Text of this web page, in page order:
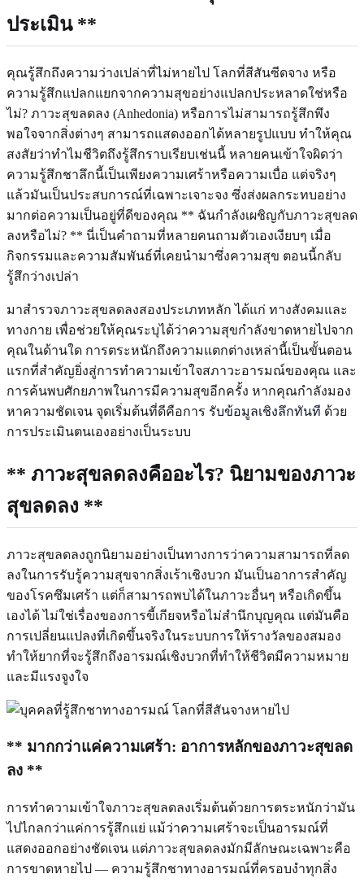
ประเมิน **
คุณรู้สึกถึงความว่างเปล่าที่ไม่หายไป โลกที่สีสันซีดจาง หรือ
ความรู้สึกแปลกแยกจากความสุขอย่างแปลกประหลาดใช่หรือ
ไม่? ภาวะสุขลดลง (Anhedonia) หรือการไม่สามารถรู้สึกพึง
พอใจจากสิ่งต่างๆ สามารถแสดงออกได้หลายรูปแบบ ทำให้คุณ
สงสัยว่าทำไมชีวิตถึงรู้สึกราบเรียบเช่นนี้ หลายคนเข้าใจผิดว่า
ความรู้สึกชาลึกนี้เป็นเพียงความเศร้าหรือความเบื่อ แต่จริงๆ
แล้วมันเป็นประสบการณ์ที่เฉพาะเจาะจง ซึ่งส่งผลกระทบอย่าง
มากต่อความเป็นอยู่ที่ดีของคุณ ** ฉันกำลังเผชิญกับภาวะสุขลด
ลงหรือไม่? ** นี่เป็นคำถามที่หลายคนถามตัวเองเงียบๆ เมื่อ
กิจกรรมและความสัมพันธ์ที่เคยนำมาซึ่งความสุข ตอนนี้กลับ
รู้สึกว่างเปล่า
มาสำรวจภาวะสุขลดลงสองประเภทหลัก ได้แก่ ทางสังคมและ
ทางกาย เพื่อช่วยให้คุณระบุได้ว่าความสุขกำลังขาดหายไปจาก
คุณในด้านใด การตระหนักถึงความแตกต่างเหล่านี้เป็นขั้นตอน
แรกที่สำคัญยิ่งสู่การทำความเข้าใจสภาวะอารมณ์ของคุณ และ
การค้นพบศักยภาพในการมีความสุขอีกครั้ง หากคุณกำลังมอง
หาความชัดเจน จุดเริ่มต้นที่ดีคือการ รับข้อมูลเชิงลึกทันที ด้วย
การประเมินตนเองอย่างเป็นระบบ
** ภาวะสุขลดลงคืออะไร? นิยามของภาวะ
สุขลดลง **
ภาวะสุขลดลงถูกนิยามอย่างเป็นทางการว่าความสามารถที่ลด
ลงในการรับรู้ความสุขจากสิ่งเร้าเชิงบวก มันเป็นอาการสำคัญ
ของโรคซึมเศร้า แต่ก็สามารถพบได้ในภาวะอื่นๆ หรือเกิดขึ้น
เองได้ ไม่ใช่เรื่องของการขี้เกียจหรือไม่สำนึกบุญคุณ แต่มันคือ
การเปลี่ยนแปลงที่เกิดขึ้นจริงในระบบการให้รางวัลของสมอง
ทำให้ยากที่จะรู้สึกถึงอารมณ์เชิงบวกที่ทำให้ชีวิตมีความหมาย
และมีแรงจูงใจ
** มากกว่าแค่ความเศร้า: อาการหลักของภาวะสุขลด
ลง **
การทำความเข้าใจภาวะสุขลดลงเริ่มต้นด้วยการตระหนักว่ามัน
ไปไกลกว่าแค่การรู้สึกแย่ แม้ว่าความเศร้าจะเป็นอารมณ์ที่
แสดงออกอย่างชัดเจน แต่ภาวะสุขลดลงมักมีลักษณะเฉพาะคือ
การขาดหายไป — ความรู้สึกชาทางอารมณ์ที่ครอบงำทุกสิ่ง